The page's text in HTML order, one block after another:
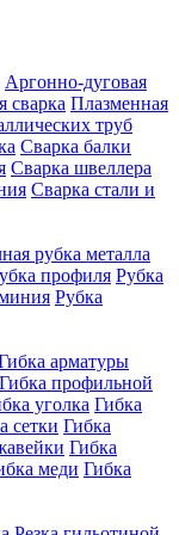
Аргонно-дуговая
сварка Плазменная
труб
Сварка балки
Сварка швеллера
Сварка стали и
рубка металла
профиля Рубка
Рубка
арматуры
Гибка профильной
уголка Гибка
сетки Гибка
Гибка
меди Гибка